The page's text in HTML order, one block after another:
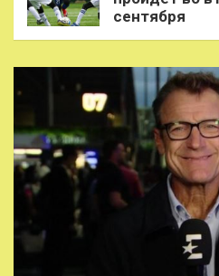
сентября